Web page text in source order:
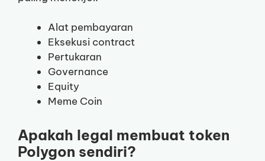
Alat pembayaran
Eksekusi contract
Pertukaran
Governance
Equity
Meme Coin
Apakah legal membuat token
Polygon sendiri?